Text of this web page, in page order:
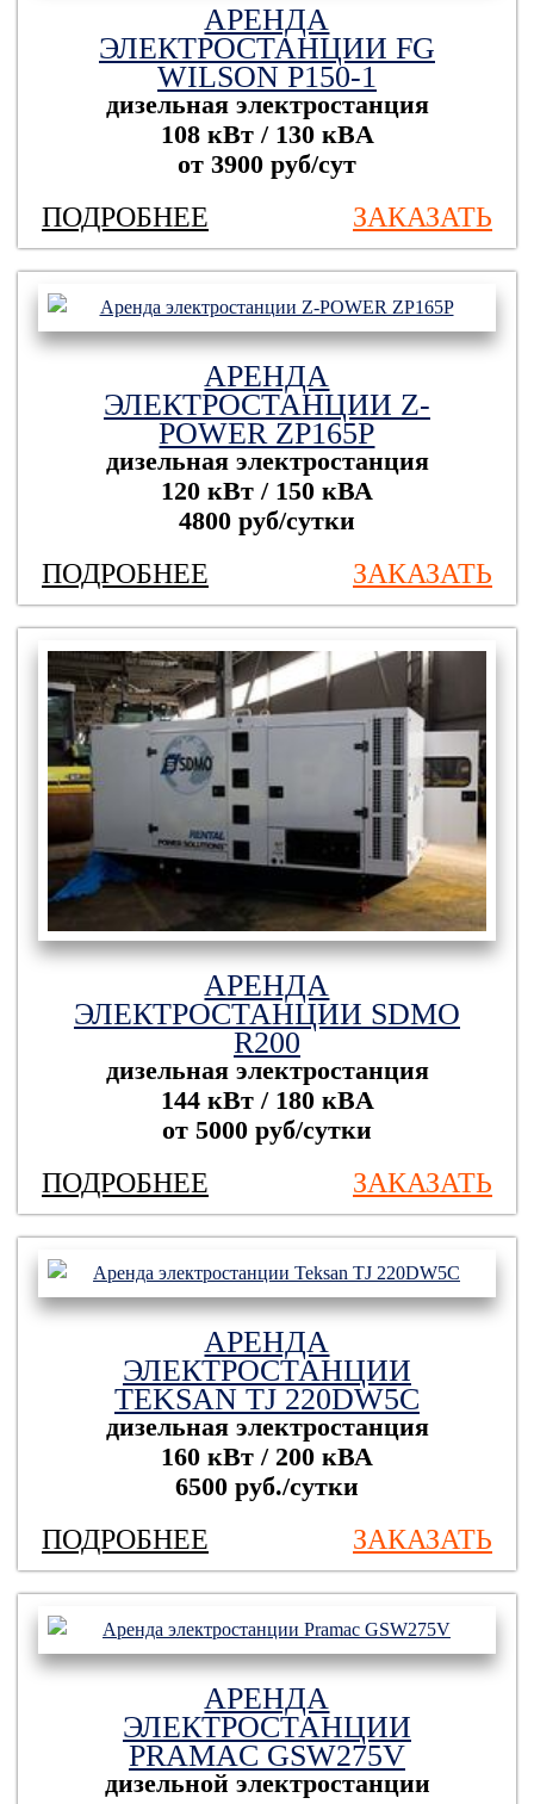
АРЕНДА
ЭЛЕКТРОСТАНЦИИ FG
WILSON P150-1
дизельная электростанция
108 кВт / 130 кBА
от 3900 руб/сут
ПОДРОБНЕЕ ЗАКАЗАТЬ
АРЕНДА
ЭЛЕКТРОСТАНЦИИ Z-
POWER ZP165P
дизельная электростанция
120 кВт / 150 кВА
4800 руб/сутки
ПОДРОБНЕЕ ЗАКАЗАТЬ
АРЕНДА
ЭЛЕКТРОСТАНЦИИ SDMO
R200
дизельная электростанция
144 кВт / 180 кBА
от 5000 руб/сутки
ПОДРОБНЕЕ ЗАКАЗАТЬ
АРЕНДА
ЭЛЕКТРОСТАНЦИИ
TEKSAN TJ 220DW5C
дизельная электростанция
160 кВт / 200 кВА
6500 руб./сутки
ПОДРОБНЕЕ ЗАКАЗАТЬ
АРЕНДА
ЭЛЕКТРОСТАНЦИИ
PRAMAC GSW275V
дизельной электростанции